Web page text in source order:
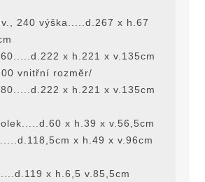
240 výška.....d.267 x h.67
x h.221 x v.135cm
vnitřní rozmĕr/
x h.221 x v.135cm
x h.39 x v.56,5cm
x h.49 x v.96cm
x h.6,5 v.85,5cm